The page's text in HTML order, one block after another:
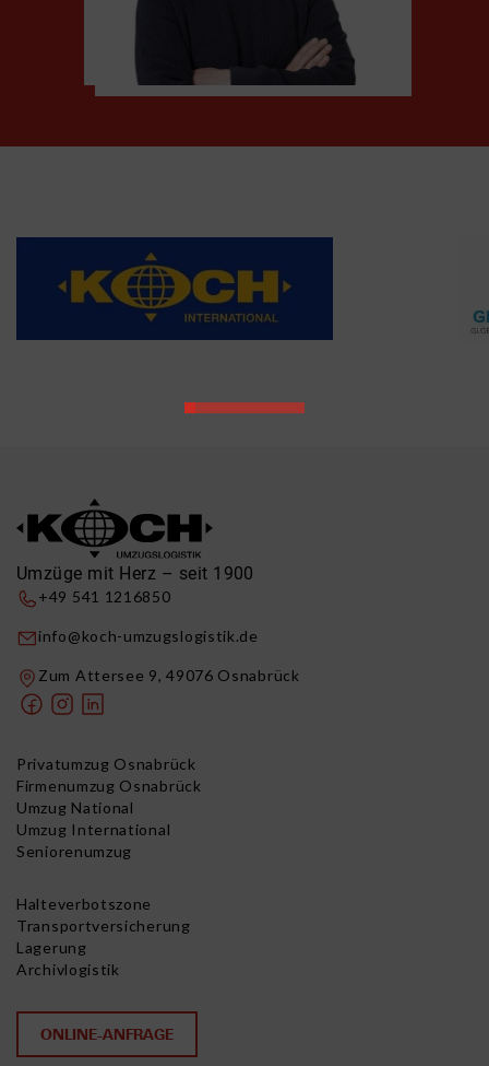
Umzüge mit Herz – seit 1900
+49 541 1216850
info@koch-umzugslogistik.de
Zum Attersee 9, 49076 Osnabrück
Privatumzug Osnabrück
Firmenumzug Osnabrück
Umzug National
Umzug International
Seniorenumzug
Halteverbotszone
Transportversicherung
Lagerung
Archivlogistik
ONLINE-ANFRAGE